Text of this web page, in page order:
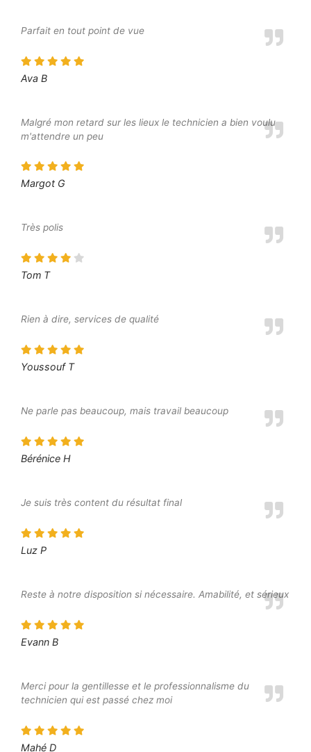
Parfait en tout point de vue
Ava B
Malgré mon retard sur les lieux le technicien a bien voulu
m'attendre un peu
Margot G
Très polis
Tom T
Rien à dire, services de qualité
Youssouf T
Ne parle pas beaucoup, mais travail beaucoup
Bérénice H
Je suis très content du résultat final
Luz P
Reste à notre disposition si nécessaire. Amabilité, et sérieux
Evann B
Merci pour la gentillesse et le professionnalisme du
technicien qui est passé chez moi
Mahé D